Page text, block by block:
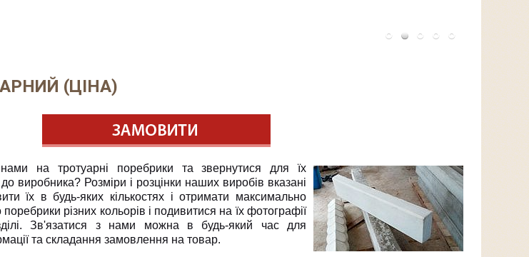
(ЦІНА)
на тротуарні поребрики та звернутися для їх
виробника? Розміри і розцінки наших виробів вказані
їх в будь-яких кількостях і отримати максимально
різних кольорів і подивитися на їх фотографії
Зв'язатися з нами можна в будь-який час для
та складання замовлення на товар.